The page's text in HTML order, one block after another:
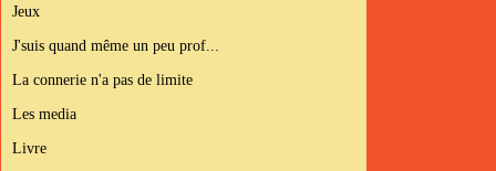
Jeux
J'suis quand même un peu prof...
La connerie n'a pas de limite
Les media
Livre